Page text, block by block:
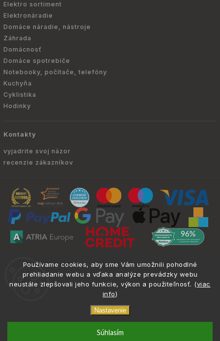
Používame cookies, aby sme Vám umožnili pohodlné
prehliadanie webu a vďaka analýze prevádzky webu
neustále zlepšovali jeho funkcie, výkon a použiteľnosť. (viac
info)
Nastavenie
Súhlasím
Elektro sortiment
Elektronáradie
Domáce náradie, nástroje
Záhrada
Domácnosť
Domáce spotrebiče
Notebooky, počítače, telefóny
Kuchyňa
Cyklistika
Hodinky
Kontakty
vyjadrite svoj názor
recenzie zákazníkov
práva vyhradené.
0917 133 662